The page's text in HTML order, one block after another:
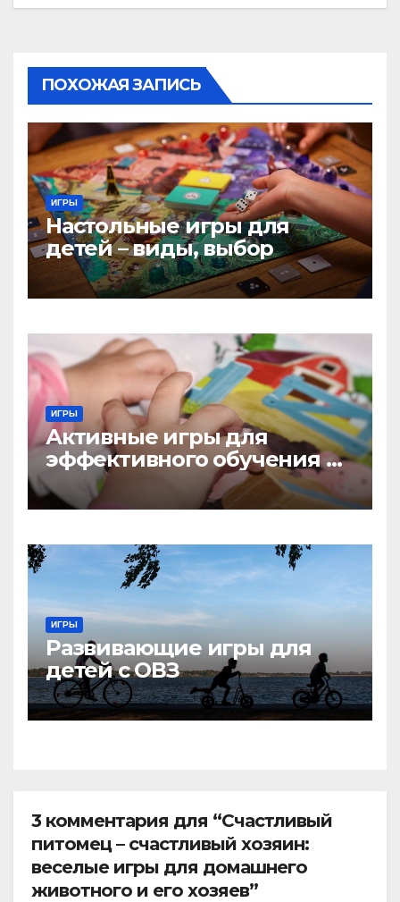
ПОХОЖАЯ ЗАПИСЬ
ИГРЫ
Настольные игры для
детей – виды, выбор
ИГРЫ
Активные игры для
эффективного обучения на
дому
ИГРЫ
Развивающие игры для
детей с ОВЗ
3 комментария для “Счастливый
питомец – счастливый хозяин:
веселые игры для домашнего
животного и его хозяев”